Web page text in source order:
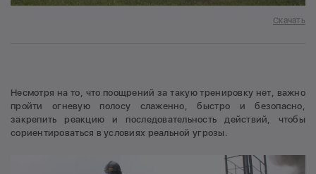
Скачать
Несмотря на то, что поощрений за такую тренировку нет, важно
пройти огневую полосу слаженно, быстро и безопасно,
закрепить реакцию и последовательность действий, чтобы
сориентироваться в условиях реальной угрозы.